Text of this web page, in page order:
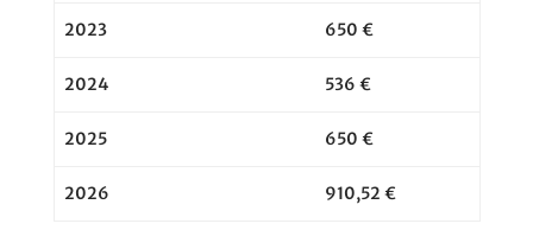
2023 650 €
2024 536 €
2025 650 €
2026 910,52 €